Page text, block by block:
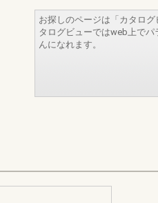
お探しのページは「カタロ
タログビューではweb上で
んになれます。